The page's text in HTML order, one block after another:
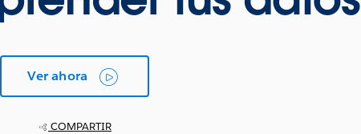
Ver ahora
COMPARTIR